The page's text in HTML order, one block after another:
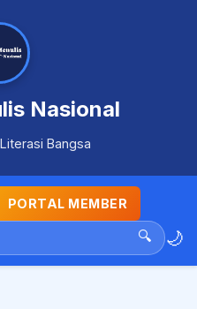
Nasional
Bangsa
PORTAL MEMBER
🔍 🌙